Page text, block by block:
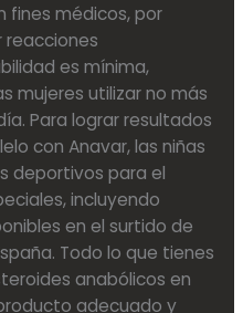
fines médicos, por
reacciones
es mínima,
mujeres utilizar no más
Para lograr resultados
con Anavar, las niñas
deportivos para el
incluyendo
en el surtido de
Todo lo que tienes
anabólicos en
adecuado y